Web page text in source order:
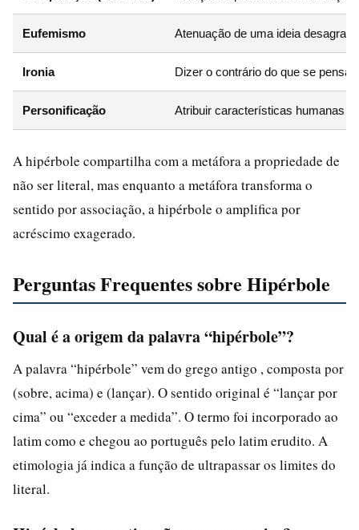
Eufemismo Atenuação de uma ideia
Ironia Dizer o contrário do que se pensa.
Personificação Atribuir características humanas a
A hipérbole compartilha com a metáfora a propriedade de
não ser literal, mas enquanto a metáfora transforma o
sentido por associação, a hipérbole o amplifica por
acréscimo exagerado.
Perguntas Frequentes sobre Hipérbole
Qual é a origem da palavra “hipérbole”?
A palavra “hipérbole” vem do grego antigo , composta por
(sobre, acima) e (lançar). O sentido original é “lançar por
cima” ou “exceder a medida”. O termo foi incorporado ao
latim como e chegou ao português pelo latim erudito. A
etimologia já indica a função de ultrapassar os limites do
literal.